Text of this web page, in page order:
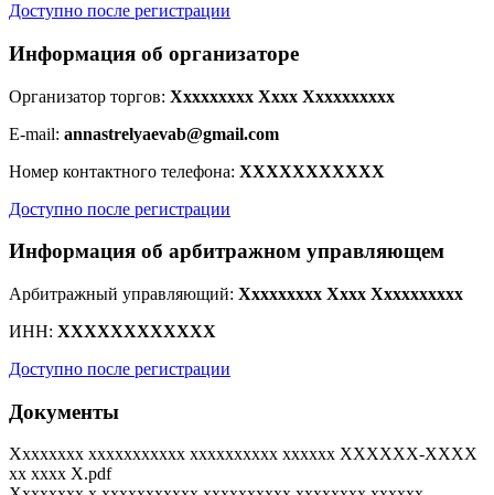
Доступно после регистрации
Информация об организаторе
Организатор торгов: Xxxxxxxxx Xxxx Xxxxxxxxxx
E-mail: annastrelyaevab@gmail.com
Номер контактного телефона: XXXXXXXXXXX
Доступно после регистрации
Информация об арбитражном управляющем
Арбитражный управляющий: Xxxxxxxxx Xxxx Xxxxxxxxxx
ИНН: XXXXXXXXXXXX
Доступно после регистрации
Документы
Xxxxxxxx xxxxxxxxxxx xxxxxxxxxx xxxxxx XXXXXX-XXXX
xx xxxx X.pdf